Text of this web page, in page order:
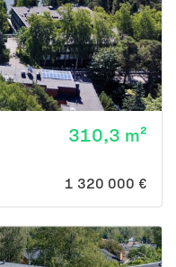
310,3 m²
Oma uima-allas | Hissi |
1 320 000 €